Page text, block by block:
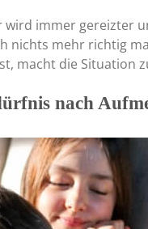
wird immer gereizter
nichts mehr richtig
macht die Situation
nach